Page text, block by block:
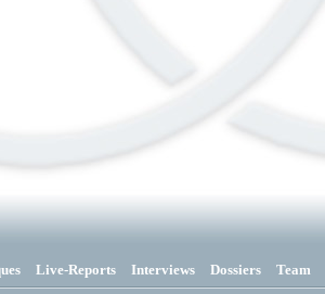
Live-Reports Interviews Dossiers Team